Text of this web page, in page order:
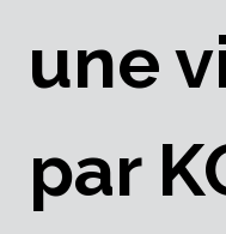
une
par